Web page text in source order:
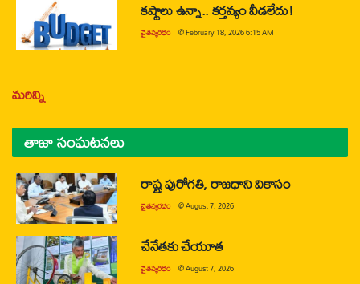
కష్టాలు ఉన్నా.. కర్తవ్యం వీడలేదు!
చైతన్యరధం @February 18, 2026 6:15 AM
మరిన్ని
తాజా సంఘటనలు
రాష్ట్ర పురోగతి, రాజధాని వికాసం
చైతన్యరధం @August 7, 2026
చేనేతకు చేయూత
చైతన్యరధం @August 7, 2026